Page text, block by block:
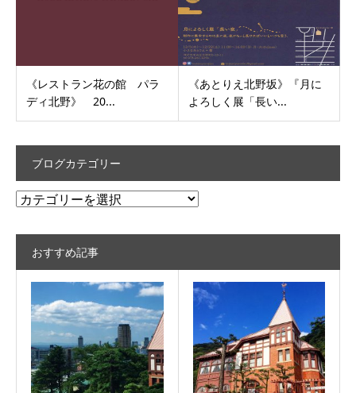
《レストラン花の館 パラ
ディ北野》 20...
《あとりえ北野坂》『月に
よろしく展「長い...
ブログカテゴリー
ブ
おすすめ記事